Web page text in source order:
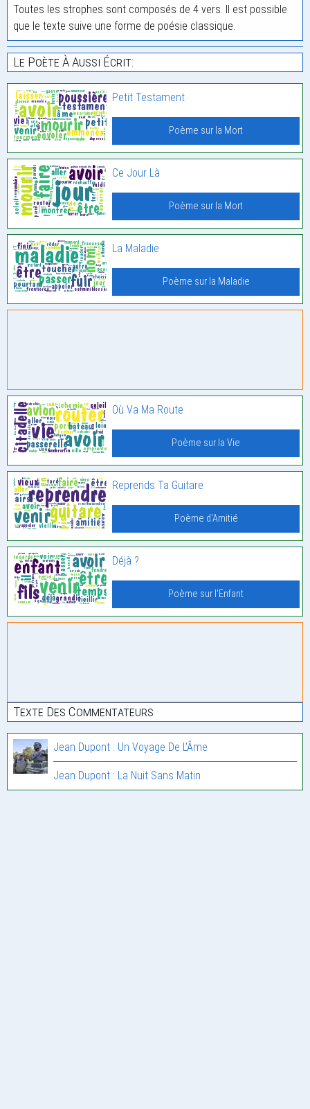
Toutes les strophes sont composés de 4 vers. Il est possible
que le texte suive une forme de poésie classique.
Le Poète À Aussi Écrit:
Petit Testament
Poème sur la Mort
Ce Jour Là
Poème sur la Mort
La Maladie
Poème sur la Maladie
Où Va Ma Route
Poème sur la Vie
Reprends Ta Guitare
Poème d'Amitié
Déjà ?
Poème sur l'Enfant
Texte Des Commentateurs
Jean Dupont : Un Voyage De L’Âme
Jean Dupont : La Nuit Sans Matin